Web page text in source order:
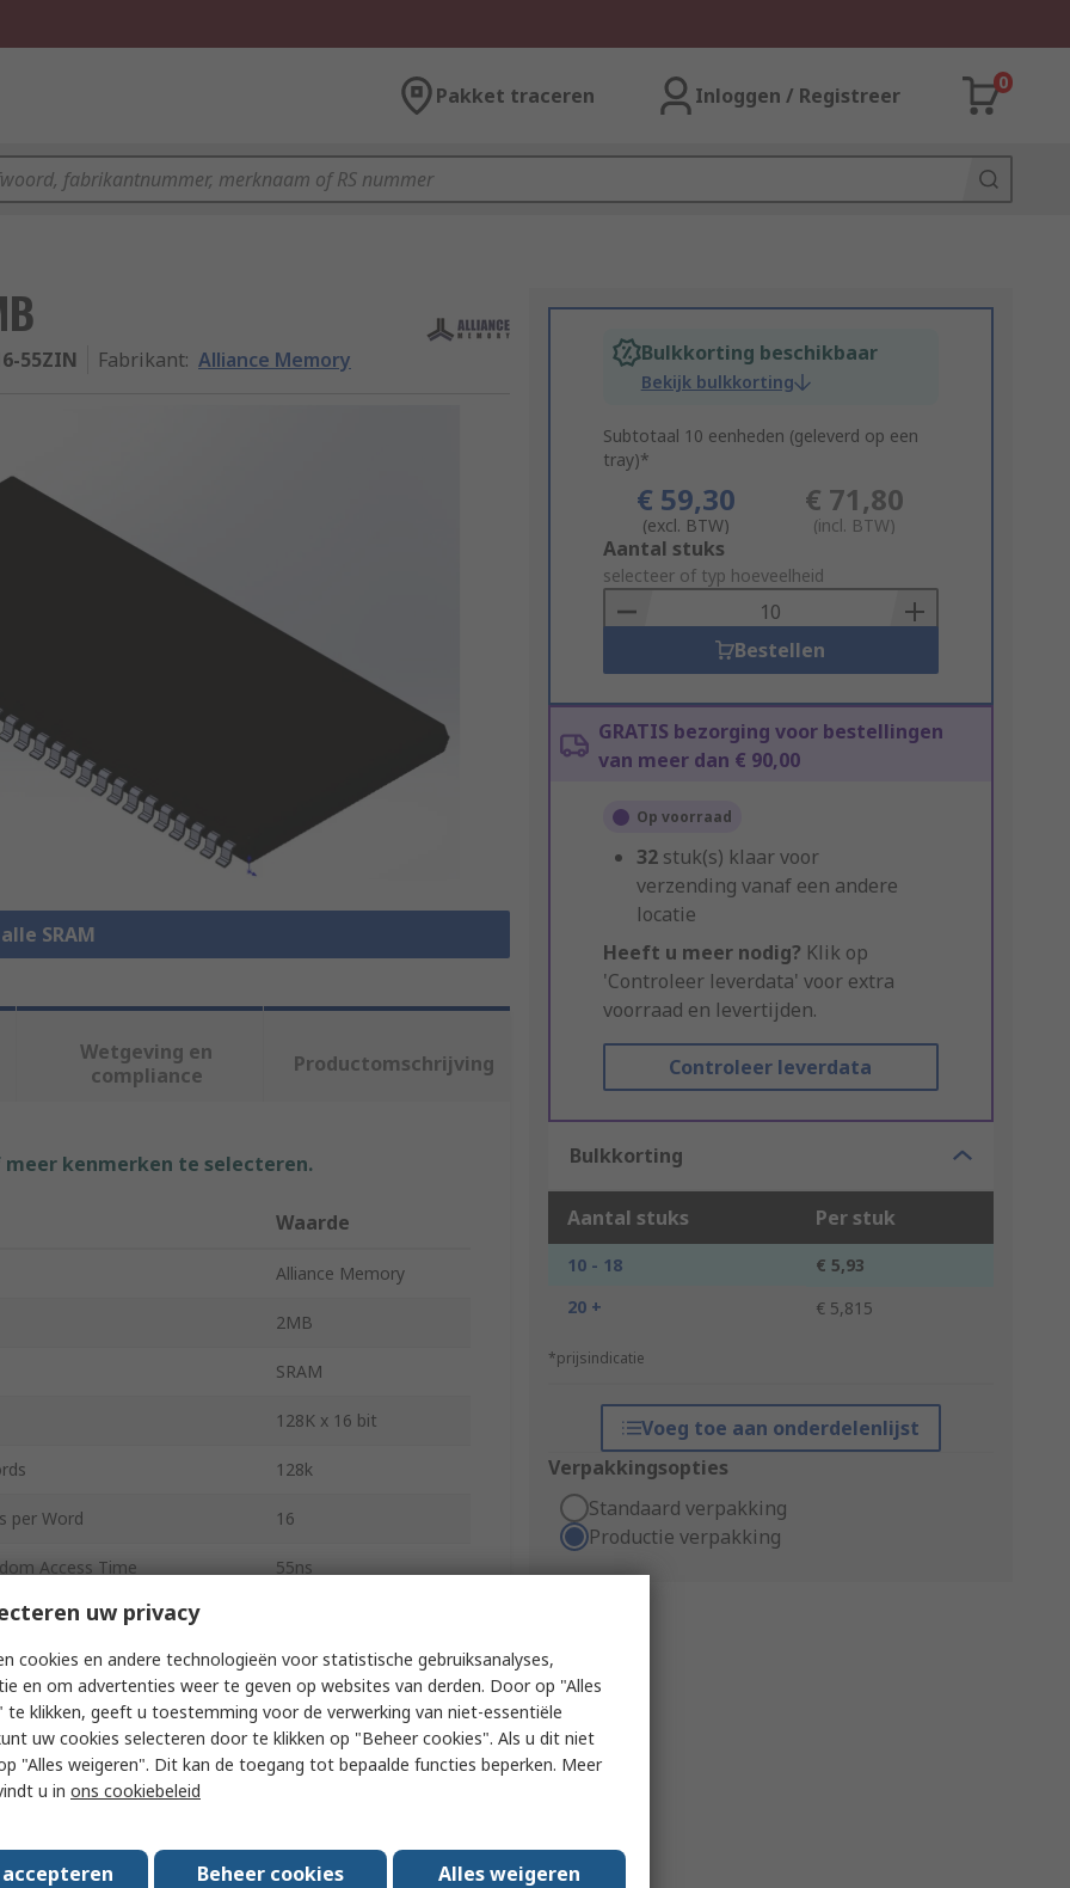
Pakket traceren Inloggen / Registreer
0
55ZIN Fabrikant: Alliance Memory
SRAM
Bulkkorting beschikbaar
Bekijk bulkkorting
Subtotaal 10 eenheden (geleverd op een
tray)*
€ 59,30
(excl. BTW)
€ 71,80
(incl. BTW)
Add
to
Basket
Aantal stuks
selecteer of typ hoeveelheid
Bestellen
GRATIS bezorging voor bestellingen
van meer dan € 90,00
Op voorraad
32 stuk(s) klaar voor
verzending vanaf een andere
locatie
Heeft u meer nodig? Klik op
'Controleer leverdata' voor extra
voorraad en levertijden.
Controleer leverdata
Bulkkorting
Aantal stuks Per stuk
10 - 18
€ 5,93
20 +
€ 5,815
*prijsindicatie
Voeg toe aan onderdelenlijst
Verpakkingsopties
Standaard verpakking
Productie verpakking
Wetgeving en
compliance
Productomschrijving
kenmerken te selecteren.
Waarde
Alliance Memory
2MB
SRAM
128K x 16 bit
128k
per Word 16
Access Time 55ns
Voltage 2.7V
Asynchronous
Voltage 5.5V
Temperature -40°C
uw privacy
cookies en andere technologieën voor statistische gebruiksanalyses,
en om advertenties weer te geven op websites van derden. Door op "Alles
te klikken, geeft u toestemming voor de verwerking van niet-essentiële
uw cookies selecteren door te klikken op "Beheer cookies". Als u dit niet
"Alles weigeren". Dit kan de toegang tot bepaalde functies beperken. Meer
u in ons cookiebeleid
Beheer cookies Alles weigeren